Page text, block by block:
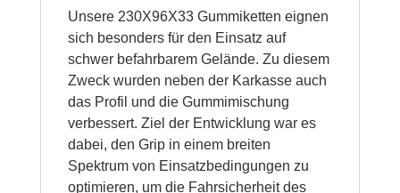
Unsere 230X96X33 Gummiketten eignen
sich besonders für den Einsatz auf
schwer befahrbarem Gelände. Zu diesem
Zweck wurden neben der Karkasse auch
das Profil und die Gummimischung
verbessert. Ziel der Entwicklung war es
dabei, den Grip in einem breiten
Spektrum von Einsatzbedingungen zu
optimieren, um die Fahrsicherheit des